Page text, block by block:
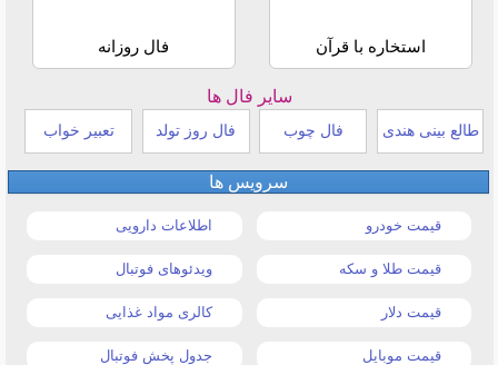
استخاره با قرآن فال روزانه
سایر فال ها
طالع بینی هندی فال چوب فال روز تولد تعبیر خواب
سرویس ها
قیمت خودرو اطلاعات دارویی
قیمت طلا و سکه ویدئوهای فوتبال
قیمت دلار کالری مواد غذایی
قیمت موبایل جدول پخش فوتبال